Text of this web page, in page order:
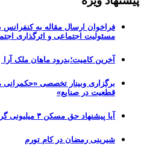
فراخوان ارسال مقاله به
مسئولیت اجتماعی و اثرگذاری
آخرین کامیت؛بدرود ماهان ملک آرا
برگزاری وبینار تخصصی
قطعیت در صنایع»
آیا پیشنهاد حق مسکن ۳ میلیونی گرهی از بحران معیشت باز می‌کند؟
شیرینی رمضان در کام تورم